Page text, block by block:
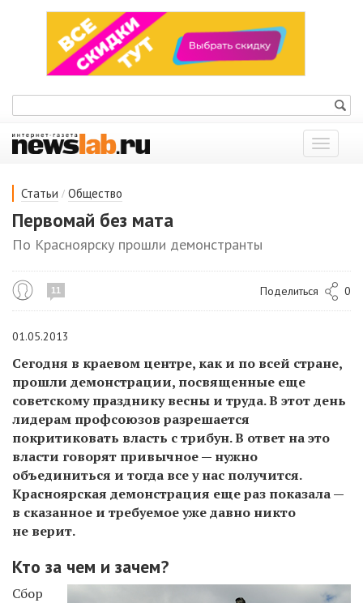
Показать
меню
Статьи / Общество
Первомай без мата
По Красноярску прошли демонстранты
11 Поделиться 0
01.05.2013
Сегодня в краевом центре, как и по всей стране,
прошли демонстрации, посвященные еще
советскому празднику весны и труда.В этотдень
лидерам профсоюзов разрешается
покритиковать власть стрибун.В ответ наэто
власти говорят привычное— нужно
объединиться и тогда всеу нас получится.
Красноярская демонстрация ещераз показала—
в сказанное и требуемоеужедавно никто
не верит.
Кто за чем и зачем?
Сбор